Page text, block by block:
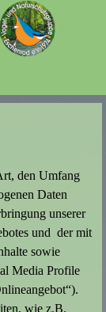
den Umfang
Daten
unserer
und der mit
sowie
Media Profile
wie z.B.